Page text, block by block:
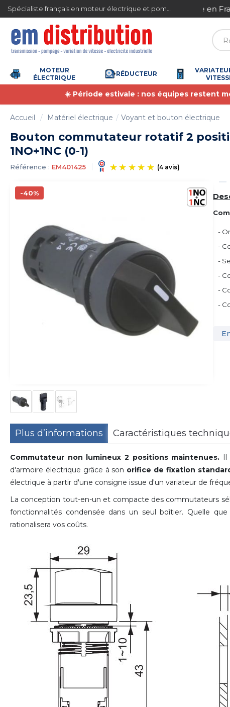
en France métropolitaine à partir de 360 € TTC
MOTEUR
ÉLECTRIQUE
RÉDUCTEUR
☀️ Période estivale : nos équipes restent
Accueil Matériel électrique Voyant et bouton électrique
Bouton commutateur rotatif 2
1NO+1NC (0-1)
Référence : EM401425
(4 avis)
-40%
-
-
-
-
-
-
Plus d’informations Caractéristiques
Commutateur non lumineux 2 positions maintenues. Il
d'armoire électrique grâce à son orifice de fixation
électrique à partir d'une consigne issue d'un variateur de
La conception tout-en-un et compacte des commutateurs
fonctionnalités condensée dans un seul boîtier. Quelle
rationalisera vos coûts.
Gestion des cookies